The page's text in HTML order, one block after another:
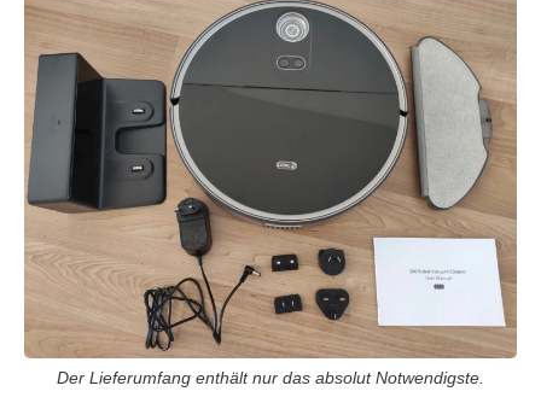
Der Lieferumfang enthält nur das absolut Notwendigste.